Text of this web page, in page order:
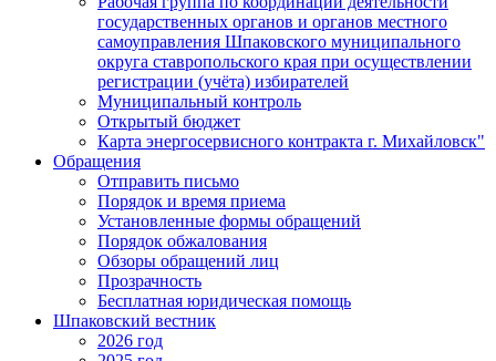
государственных органов и органов местного
самоуправления Шпаковского муниципального
округа ставропольского края при осуществлении
регистрации (учёта) избирателей
Муниципальный контроль
Открытый бюджет
Карта энергосервисного контракта г. Михайловск"
Обращения
Отправить письмо
Порядок и время приема
Установленные формы обращений
Порядок обжалования
Обзоры обращений лиц
Прозрачность
Бесплатная юридическая помощь
Шпаковский вестник
2026 год